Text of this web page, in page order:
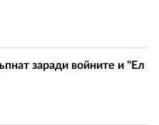
заради войните и "Ел